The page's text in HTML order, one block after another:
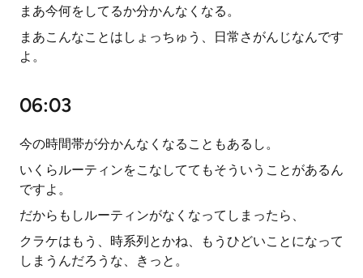
まあ今何をしてるか分かんなくなる。
まあこんなことはしょっちゅう、日常さがんじなんです
よ。
06:03
今の時間帯が分かんなくなることもあるし。
いくらルーティンをこなしててもそういうことがあるん
ですよ。
だからもしルーティンがなくなってしまったら、
クラケはもう、時系列とかね、もうひどいことになって
しまうんだろうな、きっと。